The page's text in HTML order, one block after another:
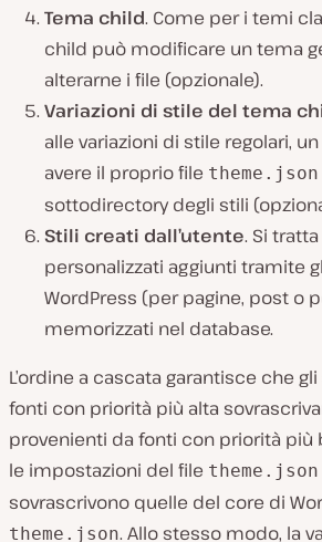
Tema child. Come per i temi
child può modificare un tema
alterarne i file (opzionale).
Variazioni di stile del tema
alle variazioni di stile regolari,
avere il proprio file theme.json
sottodirectory degli stili
Stili creati dall’utente. Si
personalizzati aggiunti tramite
WordPress (per pagine, post o
memorizzati nel database.
L’ordine a cascata garantisce che
fonti con priorità più alta
provenienti da fonti con priorità più
le impostazioni del file theme.json
sovrascrivono quelle del core di
theme.json. Allo stesso modo, la